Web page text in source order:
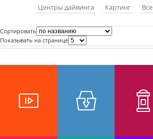
пїЅпїЅпїЅ пїЅпїЅпїЅпїЅпїЅпїЅ
пїЅпїЅпїЅпїЅпїЅ
Центры дайвинга
Картинг Все
Сортировать
Показывать на странице